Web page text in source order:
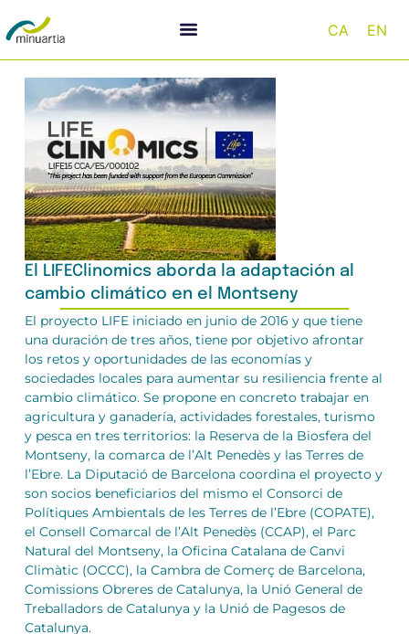
CA EN
El LIFEClinomics aborda la adaptación al
cambio climático en el Montseny
El proyecto LIFE iniciado en junio de 2016 y que tiene
una duración de tres años, tiene por objetivo afrontar
los retos y oportunidades de las economías y
sociedades locales para aumentar su resiliencia frente al
cambio climático. Se propone en concreto trabajar en
agricultura y ganadería, actividades forestales, turismo
y pesca en tres territorios: la Reserva de la Biosfera del
Montseny, la comarca de l’Alt Penedès y las Terres de
l’Ebre. La Diputació de Barcelona coordina el proyecto y
son socios beneficiarios del mismo el Consorci de
Polítiques Ambientals de les Terres de l’Ebre (COPATE),
el Consell Comarcal de l’Alt Penedès (CCAP), el Parc
Natural del Montseny, la Oficina Catalana de Canvi
Climàtic (OCCC), la Cambra de Comerç de Barcelona,
Comissions Obreres de Catalunya, la Unió General de
Treballadors de Catalunya y la Unió de Pagesos de
Catalunya.